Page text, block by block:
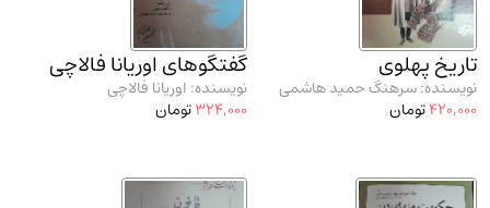
تاریخ پهلوی
نویسنده: سرهنگ حمید هاشمی
420,000تومان
گفتگوهای اوریانا فالاچی
نویسنده: اوریانا فالاچی
324,000تومان